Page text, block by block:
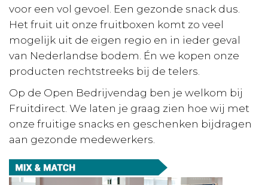
voor een vol gevoel. Een gezonde snack dus.
Het fruit uit onze fruitboxen komt zo veel
mogelijk uit de eigen regio en in ieder geval
van Nederlandse bodem. Én we kopen onze
producten rechtstreeks bij de telers.
Op de Open Bedrijvendag ben je welkom bij
Fruitdirect. We laten je graag zien hoe wij met
onze fruitige snacks en geschenken bijdragen
aan gezonde medewerkers.